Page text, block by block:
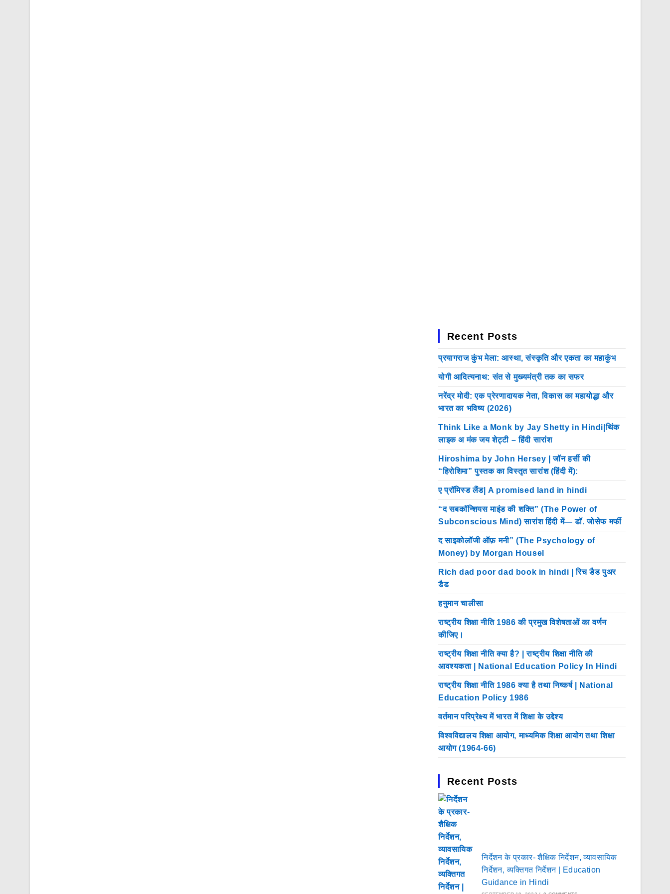
Recent Posts
प्रयागराज कुंभ मेला: आस्था, संस्कृति और एकता का महाकुंभ
योगी आदित्यनाथ: संत से मुख्यमंत्री तक का सफर
नरेंद्र मोदी: एक प्रेरणादायक नेता, विकास का महायोद्धा और
भारत का भविष्य (2026)
Think Like a Monk by Jay Shetty in Hindi|थिंक
लाइक अ मंक जय शेट्टी – हिंदी सारांश
Hiroshima by John Hersey | जॉन हर्सी की
“हिरोशिमा” पुस्तक का विस्तृत सारांश (हिंदी में):
ए प्रॉमिस्ड लैंड| A promised land in hindi
“द सबकॉन्शियस माइंड की शक्ति” (The Power of
Subconscious Mind) सारांश हिंदी में— डॉ. जोसेफ मर्फी
द साइकोलॉजी ऑफ़ मनी” (The Psychology of
Money) by Morgan Housel
Rich dad poor dad book in hindi | रिच डैड पुअर
डैड
हनुमान चालीसा
राष्ट्रीय शिक्षा नीति 1986 की प्रमुख विशेषताओं का वर्णन
कीजिए।
राष्ट्रीय शिक्षा नीति क्या है? | राष्ट्रीय शिक्षा नीति की
आवश्यकता | National Education Policy In Hindi
राष्ट्रीय शिक्षा नीति 1986 क्या है तथा निष्कर्ष | National
Education Policy 1986
वर्तमान परिप्रेक्ष्य में भारत में शिक्षा के उद्देश्य
विश्वविद्यालय शिक्षा आयोग, माध्यमिक शिक्षा आयोग तथा शिक्षा
आयोग (1964-66)
Recent Posts
निर्देशन के प्रकार- शैक्षिक निर्देशन, व्यावसायिक
निर्देशन, व्यक्तिगत निर्देशन | Education
Guidance in Hindi